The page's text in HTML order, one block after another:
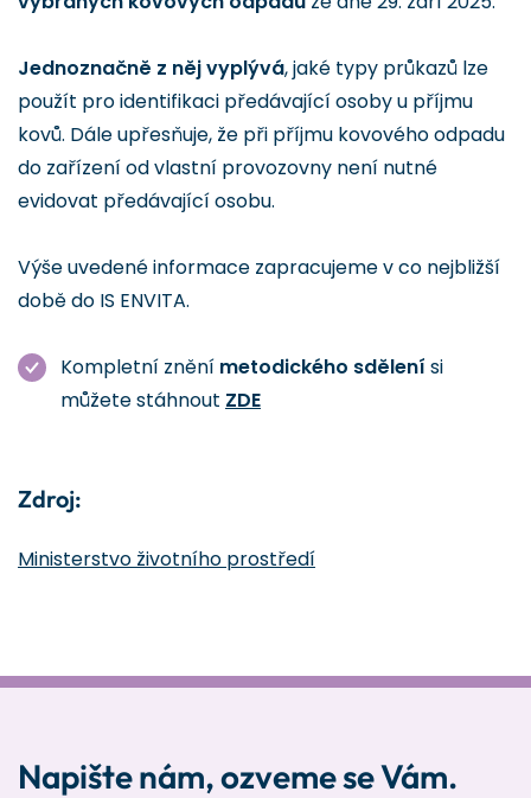
Jednoznačně z něj vyplývá, jaké typy průkazů lze
použít pro identifikaci předávající osoby u příjmu
kovů. Dále upřesňuje, že při příjmu kovového odpadu
do zařízení od vlastní provozovny není nutné
evidovat předávající osobu.
Výše uvedené informace zapracujeme v co nejbližší
době do IS ENVITA.
Kompletní znění metodického sdělení si
můžete stáhnout ZDE
Zdroj:
Ministerstvo životního prostředí
Napište nám, ozveme se Vám.